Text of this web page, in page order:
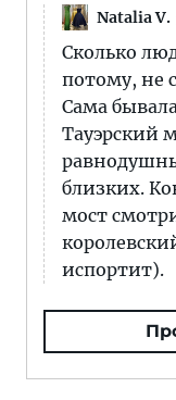
Natalia V.
Сколько
потому, не
Сама
Тауэрский
близких.
мост
испортит).